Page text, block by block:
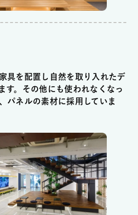
具を配置し自然を取り入れたデ
す。その他にも使われなくなっ
パネルの素材に採用していま